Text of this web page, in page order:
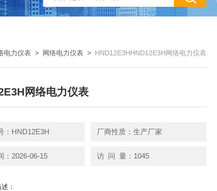
电力仪表 > 网络电力仪表 > HND12E3HHND12E3H网络电力仪表
网络电力仪表
：HND12E3H 厂商性质：生产厂家
：2026-06-15 访 问 量：1045
：